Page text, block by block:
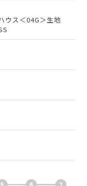
ウス＜04G＞生地